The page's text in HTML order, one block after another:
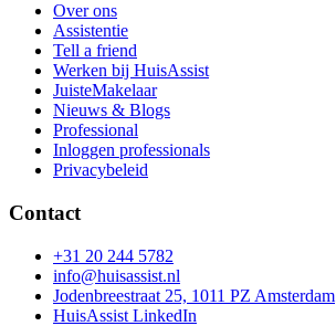
Over ons
Assistentie
Tell a friend
Werken bij HuisAssist
JuisteMakelaar
Nieuws & Blogs
Professional
Inloggen professionals
Privacybeleid
Contact
+31 20 244 5782
info@huisassist.nl
Jodenbreestraat 25, 1011 PZ Amsterdam
HuisAssist LinkedIn